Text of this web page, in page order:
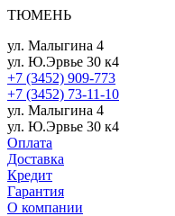
ТЮМЕНЬ
ул. Малыгина 4
ул. Ю.Эрвье 30 к4
+7 (3452) 909-773
+7 (3452) 73-11-10
ул. Малыгина 4
ул. Ю.Эрвье 30 к4
Оплата
Доставка
Кредит
Гарантия
О компании